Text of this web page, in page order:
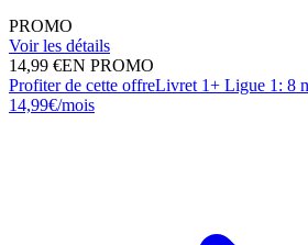
PROMO
Voir les détails
14,99 €EN PROMO
Profiter de cette offreLivret 1+ Ligue 1: 8
14,99€/mois